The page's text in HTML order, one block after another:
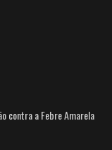
contra a Febre Amarela